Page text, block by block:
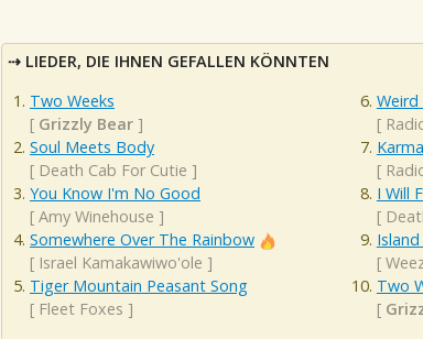
LIEDER, DIE IHNEN GEFALLEN KÖNNTEN
Two Weeks
[ Grizzly Bear ]
Soul Meets Body
[ Death Cab For Cutie ]
You Know I'm No Good
[ Amy Winehouse ]
Somewhere Over The Rainbow
[ Israel Kamakawiwo'ole ]
Tiger Mountain Peasant Song
[ Fleet Foxes ]
Weird
[
[
I Will
[
[
Two
[